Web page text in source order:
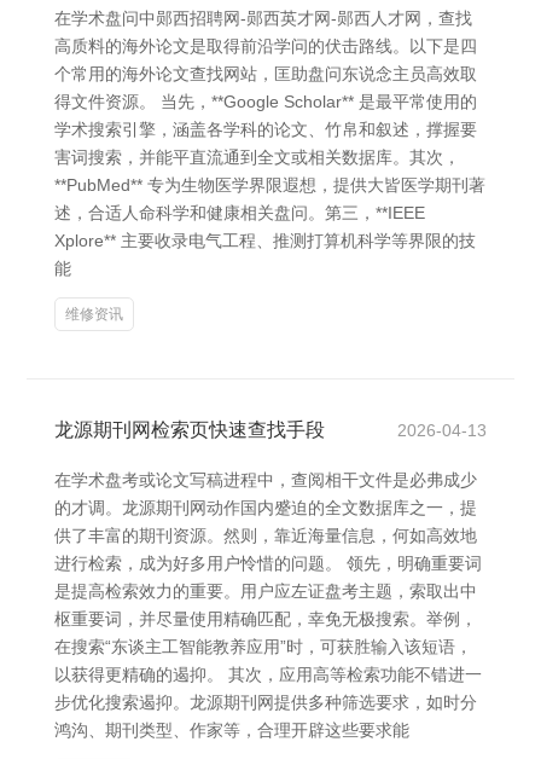
在学术盘问中郧西招聘网-郧西英才网-郧西人才网，查找
高质料的海外论文是取得前沿学问的伏击路线。以下是四
个常用的海外论文查找网站，匡助盘问东说念主员高效取
得文件资源。 当先，**Google Scholar** 是最平常使用的
学术搜索引擎，涵盖各学科的论文、竹帛和叙述，撑握要
害词搜索，并能平直流通到全文或相关数据库。其次，
**PubMed** 专为生物医学界限遐想，提供大皆医学期刊著
述，合适人命科学和健康相关盘问。第三，**IEEE
Xplore** 主要收录电气工程、推测打算机科学等界限的技
能
维修资讯
龙源期刊网检索页快速查找手段 2026-04-13
在学术盘考或论文写稿进程中，查阅相干文件是必弗成少
的才调。龙源期刊网动作国内蹙迫的全文数据库之一，提
供了丰富的期刊资源。然则，靠近海量信息，何如高效地
进行检索，成为好多用户怜惜的问题。 领先，明确重要词
是提高检索效力的重要。用户应左证盘考主题，索取出中
枢重要词，并尽量使用精确匹配，幸免无极搜索。举例，
在搜索“东谈主工智能教养应用”时，可获胜输入该短语，
以获得更精确的遏抑。 其次，应用高等检索功能不错进一
步优化搜索遏抑。龙源期刊网提供多种筛选要求，如时分
鸿沟、期刊类型、作家等，合理开辟这些要求能